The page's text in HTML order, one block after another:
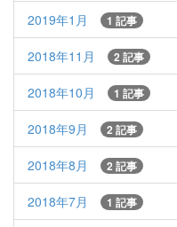
2019年1月 1 記事
2018年11月 2 記事
2018年10月 1 記事
2018年9月 2 記事
2018年8月 2 記事
2018年7月 1 記事